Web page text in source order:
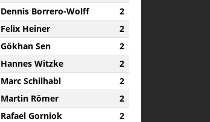
Dennis Borrero-Wolff
2
Felix Heiner
2
Gökhan Sen
2
Hannes Witzke
2
Marc Schilhabl
2
Martin Römer
2
Rafael Gorniok
2